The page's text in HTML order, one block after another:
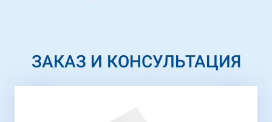
ЗАКАЗ И КОНСУЛЬТАЦИЯ